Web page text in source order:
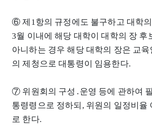
⑥ 제1항의 규정에도 불구하고 대학
3월 이내에 해당 대학이 대학의 장 후
아니하는 경우 해당 대학의 장은 교
의 제청으로 대통령이 임용한다.
⑦ 위원회의 구성․운영 등에 관하여
통령령으로 정하되, 위원의 일정비율
로 한다.